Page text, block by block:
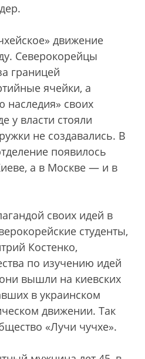
движение
Северокорейцы
границей
ячейки, а
наследия» своих
у власти стояли
не создавались. В
появилось
а в Москве — и в
своих идей в
студенты,
Костенко,
по изучению идей
вышли на киевских
в украинском
движении. Так
«Лучи чучхе».